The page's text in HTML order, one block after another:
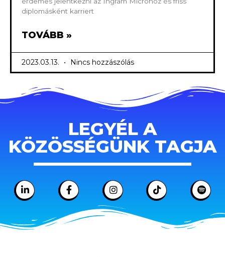
diplomásként karriert
TOVÁBB »
2023.03.13. Nincs hozzászólás
LEGYÉL A
KÖZÖSSÉGÜNK TAGJA